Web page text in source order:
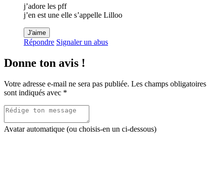
j’adore les pff
j’en est une elle s’appelle Lilloo
J'aime
Répondre Signaler un abus
Donne ton avis !
Votre adresse e-mail ne sera pas publiée. Les champs obligatoires
sont indiqués avec *
Avatar automatique (ou choisis-en un ci-dessous)